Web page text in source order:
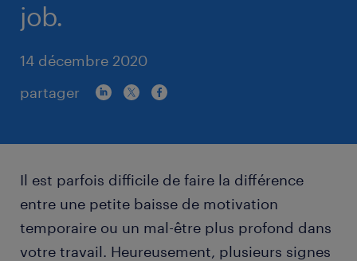
job.
14 décembre 2020
partager
Il est parfois difficile de faire la différence
entre une petite baisse de motivation
temporaire ou un mal-être plus profond dans
votre travail. Heureusement, plusieurs signes